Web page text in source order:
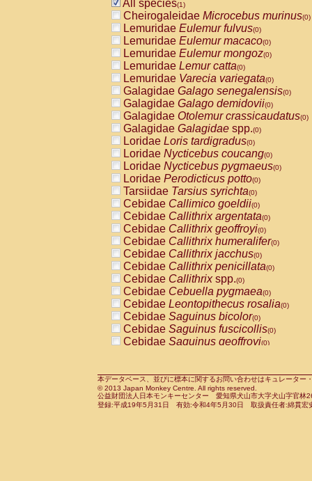
CebidaeSaimiri boliviensis(0)
CebidaeSaimiri sciureus(0)
AtelidaeAlouatta caraya(0)
AtelidaeAlouatta fusca(0)
AtelidaeAlouatta seniculus
AtelidaeAlouattaspp.(0)
AtelidaeAteles belzebuth(0)
AtelidaeAteles geoffroyi(0)
AtelidaeAteles paniscus(0)
AtelidaeAtelesspp.(0)
Atelidae Lagothrix lagothricha
AtelidaeLagothrix lagothricha cana
PitheciidaeCacajao calvus
PitheciidaeCallicebus cupreus
PitheciidaeCallicebus donacophilus
PitheciidaeCallicebus moloch
PitheciidaeCallicebus torquatus
PitheciidaeCallicebusspp.(0)
PitheciidaeChiropotes satanas(0)
PitheciidaePithecia monachus
PitheciidaePithecia pithecia(0)
CercopithecidaeCercocebus agilis
CercopithecidaeCercocebus
CercopithecidaeCercocebus
CercopithecidaeCercocebus
CercopithecidaeCercocebus
CercopithecidaeCercocebushybrid
CercopithecidaePapio anubis(0)
CercopithecidaePapio cynocephalus
CercopithecidaePapio hamadryas(0)
All species(1)
Cheirogaleidae Microcebus murinus(0)
Lemuridae Eulemur fulvus(0)
Lemuridae Eulemur macaco(0)
Lemuridae Eulemur mongoz(0)
Lemuridae Lemur catta(0)
Lemuridae Varecia variegata(0)
Galagidae Galago senegalensis(0)
Galagidae Galago demidovii(0)
Galagidae Otolemur crassicaudatus(0)
Galagidae Galagidae spp.(0)
Loridae Loris tardigradus(0)
Loridae Nycticebus coucang(0)
Loridae Nycticebus pygmaeus(0)
Loridae Perodicticus potto(0)
Tarsiidae Tarsius syrichta(0)
Cebidae Callimico goeldii(0)
Cebidae Callithrix argentata(0)
Cebidae Callithrix geoffroyi(0)
Cebidae Callithrix humeralifer(0)
Cebidae Callithrix jacchus(0)
Cebidae Callithrix penicillata(0)
Cebidae Callithrixspp.(0)
Cebidae Cebuella pygmaea(0)
Cebidae Leontopithecus rosalia(0)
Cebidae Saguinus bicolor(0)
Cebidae Saguinus fuscicollis(0)
Cebidae Saguinus geoffroyi(0)
CebidaeSaguinus leucopus(0)
CebidaeSaguinus midas(0)
Cebidae Saguinus mystax(0)
本データベース、並びに標本に関するお問い合わせはキュレータ
© 2013 Japan Monkey Centre. All rights reserved.
公益財団法人日本モンキーセンター 愛知県犬山市大字犬山字官
登録:平成19年5月31日 有効:令和4年5月30日 取扱責任者:綿貫宏